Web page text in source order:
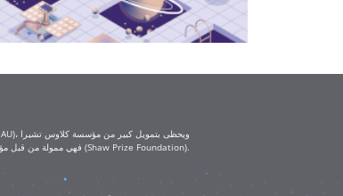
(Klaus Tschira Foundation) ومؤسسة كارل تسايس (Carl Zeiss Foundation). أما ورش العمل التعليمية IAU-Shaw فهي ممولة من قبل مؤسسة جائزة شو (Shaw Prize Foundation).